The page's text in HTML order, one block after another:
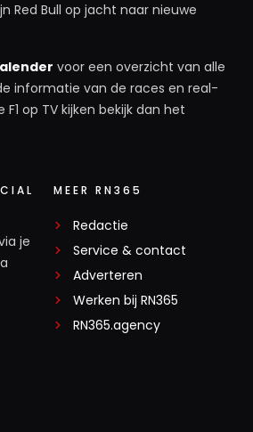
Red Bull op jacht naar nieuwe
voor een overzicht van alle
informatie van de races en real-
op TV kijken bekijk dan het
je
MEER RN365
Redactie
Service & contact
Adverteren
Werken bij RN365
RN365.agency